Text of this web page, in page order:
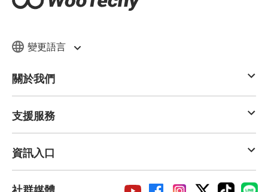
變更語言
關於我們
支援服務
資訊入口